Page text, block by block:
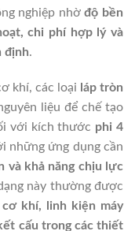
nghiệp nhờđộ bền
chi phí hợp lý và
định.
khí, các loại láp tròn
liệu để chế tạo
với kích thước phi 4
những ứng dụng cần
và khả năng chịu lực
này thường được
khí, linh kiện máy
cấu trong các thiết